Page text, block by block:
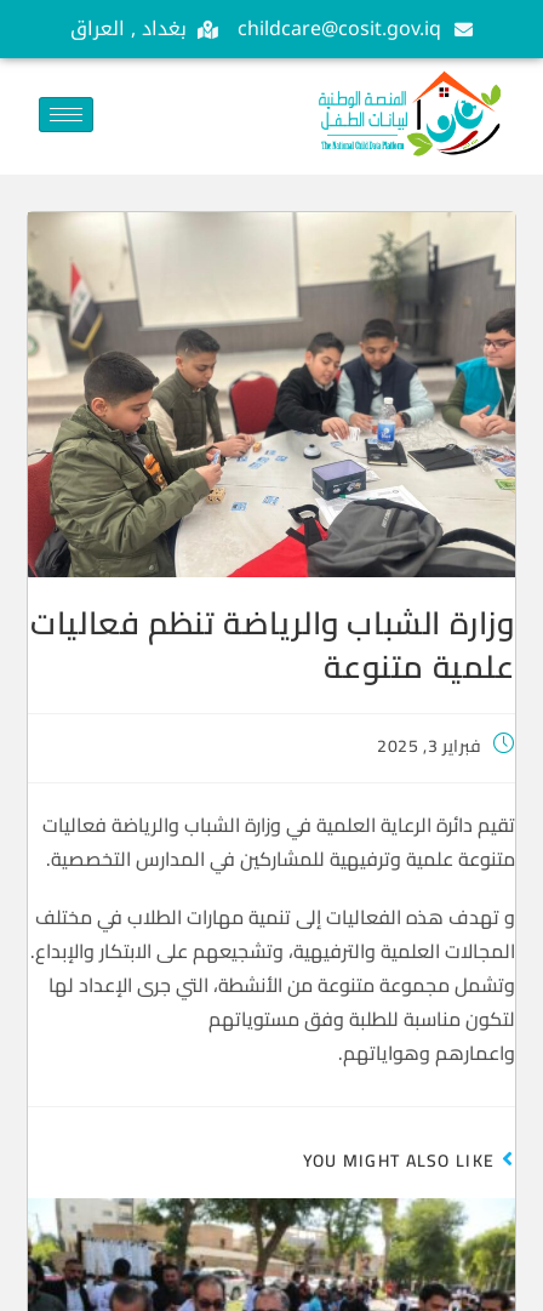
childcare@cosit.gov.iq بغداد , العراق
وزارة الشباب والرياضة تنظم فعاليات
علمية متنوعة
فبراير 3, 2025
تقيم دائرة الرعاية العلمية في وزارة الشباب والرياضة فعاليات
متنوعة علمية وترفيهية للمشاركين في المدارس التخصصية.
و تهدف هذه الفعاليات إلى تنمية مهارات الطلاب في مختلف
المجالات العلمية والترفيهية، وتشجيعهم على الابتكار والإبداع.
وتشمل مجموعة متنوعة من الأنشطة، التي جرى الإعداد لها
لتكون مناسبة للطلبة وفق مستوياتهم
واعمارهم وهواياتهم.
YOU MIGHT ALSO LIKE